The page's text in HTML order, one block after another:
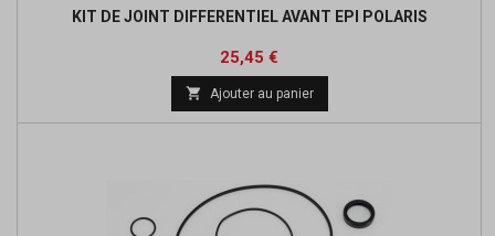
KIT DE JOINT DIFFERENTIEL AVANT EPI POLARIS
Prix
25,45 €
 Ajouter au panier